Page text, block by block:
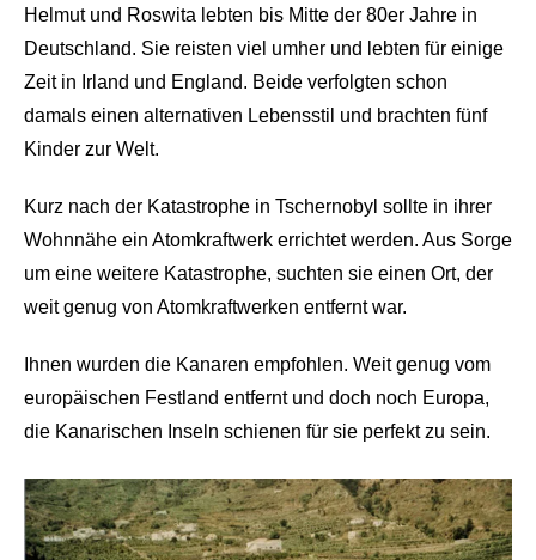
Helmut und Roswita lebten bis Mitte der 80er Jahre in
Deutschland. Sie reisten viel umher und lebten für einige
Zeit in Irland und England. Beide verfolgten schon
damals einen alternativen Lebensstil und brachten fünf
Kinder zur Welt.
Kurz nach der Katastrophe in Tschernobyl sollte in ihrer
Wohnnähe ein Atomkraftwerk errichtet werden. Aus Sorge
um eine weitere Katastrophe, suchten sie einen Ort, der
weit genug von Atomkraftwerken entfernt war.
Ihnen wurden die Kanaren empfohlen. Weit genug vom
europäischen Festland entfernt und doch noch Europa,
die Kanarischen Inseln schienen für sie perfekt zu sein.